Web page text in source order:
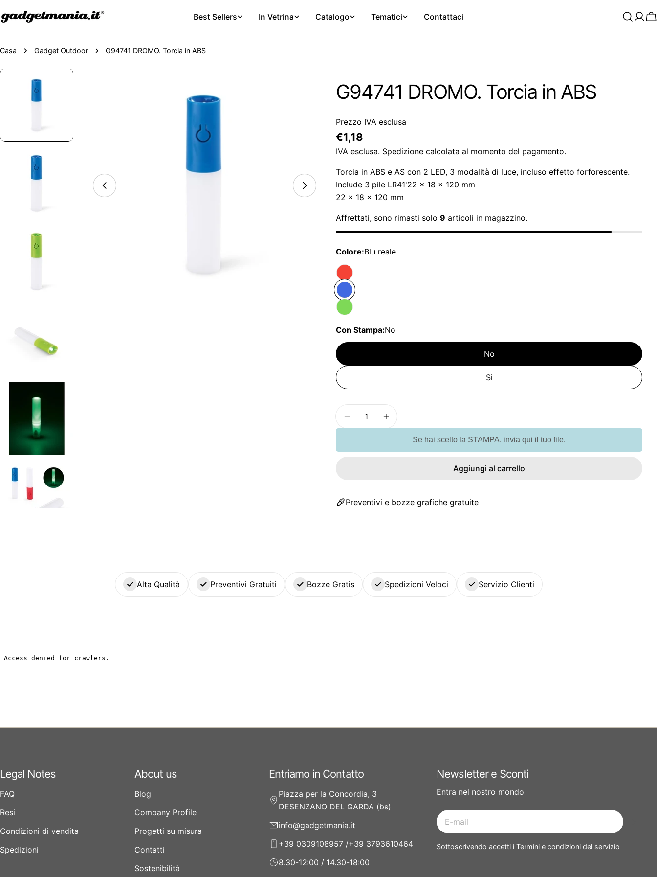
Best Sellers In Vetrina Catalogo Tematici Contattaci
Casa Gadget Outdoor G94741 DROMO. Torcia in ABS
G94741 DROMO. Torcia in ABS
Prezzo IVA esclusa
Prezzo
regolare
€1,18
IVA esclusa. Spedizione calcolata al momento del pagamento.
Torcia in ABS e AS con 2 LED, 3 modalità di luce, incluso effetto forforescente.
Include 3 pile LR41'22 x 18 x 120 mm
22 x 18 x 120 mm
Affrettati, sono rimasti solo 9 articoli in magazzino.
Colore:Blu reale
Con Stampa:No
No
Sì
Diminuisci la quantità per G94741 DROMO. Torcia in ABS
Aumenta la quantità per G94741 DROMO. Torcia in ABS
Se hai scelto la STAMPA, invia qui il tuo file.
Aggiungi al carrello
Preventivi e bozze grafiche gratuite
Alta Qualità Preventivi Gratuiti Bozze Gratis Spedizioni Veloci Servizio Clienti
Legal Notes
FAQ
Resi
Condizioni di vendita
Spedizioni
About us
Blog
Company Profile
Progetti su misura
Contatti
Sostenibilità
Entriamo in Contatto
Piazza per la Concordia, 3
DESENZANO DEL GARDA (bs)
info@gadgetmania.it
+39 0309108957 /+39 3793610464
8.30-12:00 / 14.30-18:00
Newsletter e Sconti
Entra nel nostro mondo
E-
mail
Sottoscrivendo accetti i Termini e condizioni del servizio